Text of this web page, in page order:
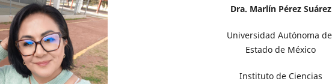
Dra. Marlín Pérez Suárez
Universidad Autónoma
Estado de México
Instituto de Ciencias